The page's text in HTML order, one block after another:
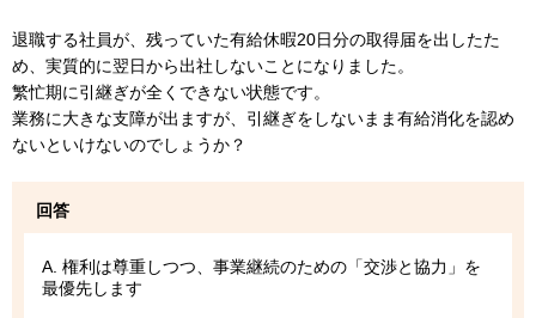
退職する社員が、残っていた有給休暇20日分の取得届を出したた
め、実質的に翌日から出社しないことになりました。
繁忙期に引継ぎが全くできない状態です。
業務に大きな支障が出ますが、引継ぎをしないまま有給消化を認め
ないといけないのでしょうか？
回答
A. 権利は尊重しつつ、事業継続のための「交渉と協力」を
最優先します